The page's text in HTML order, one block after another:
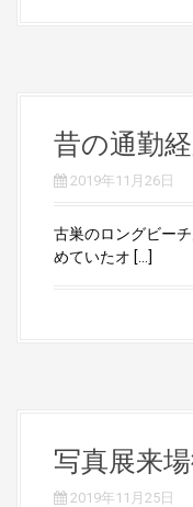
昔の通勤
2019年11月26日
古巣のロングビー
めていたオ […]
写真展来
2019年11月25日